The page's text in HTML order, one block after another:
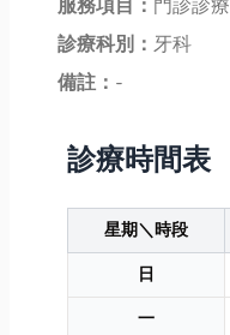
服務項目： 門診診療
診療科別： 牙科
備註： -
診療時間表
星期＼時段
日
一